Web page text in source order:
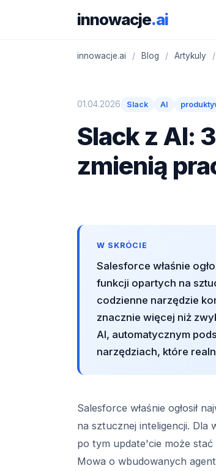
innowacje.ai
innowacje.ai / Blog / Artykuly /
01.04.2026 Slack AI
Slack z AI:
zmienią
W SKRÓCIE
Salesforce właśnie
funkcji opartych na
codzienne narzędzie
znacznie więcej niż
AI, automatycznym
narzędziach, które
Salesforce właśnie ogłosił
na sztucznej inteligencji. Dla
po tym update'cie może
Mowa o wbudowanych